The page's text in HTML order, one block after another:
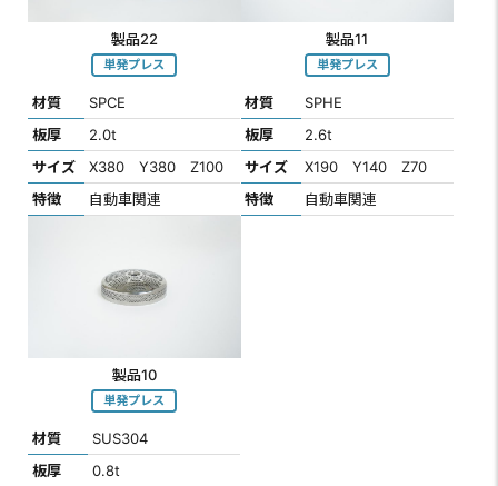
製品22
単発プレス
材質
SPCE
板厚
2.0t
サイズ
X380 Y380 Z100
特徴
自動車関連
製品11
単発プレス
材質
SPHE
板厚
2.6t
サイズ
X190 Y140 Z70
特徴
自動車関連
製品10
単発プレス
材質
SUS304
板厚
0.8t